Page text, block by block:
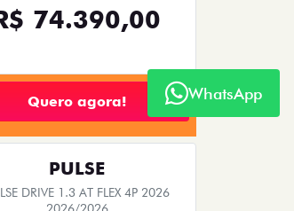
74.390,00
Quero agora!
PULSE
DRIVE 1.3 AT FLEX 4P 2026
WhatsApp